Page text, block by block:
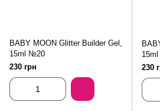
BABY MOON Glitter Builder Gel,
15ml №20
230 грн
230